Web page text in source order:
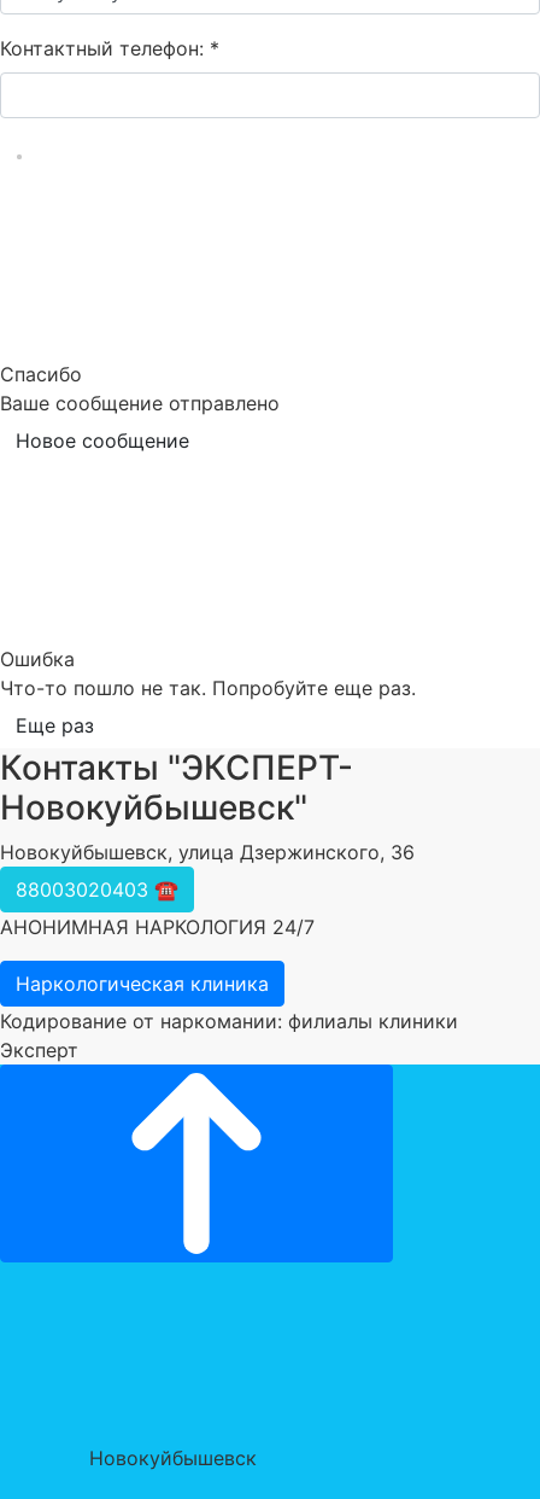
Контактный телефон: *
Спасибо
Ваше сообщение отправлено
Новое сообщение
Ошибка
Что-то пошло не так. Попробуйте еще раз.
Еще раз
Контакты "ЭКСПЕРТ-
Новокуйбышевск"
Новокуйбышевск, улица Дзержинского, 36
88003020403 ☎️
АНОНИМНАЯ НАРКОЛОГИЯ 24/7
Наркологическая клиника
Кодирование от наркомании: филиалы клиники
Эксперт
Новокуйбышевск